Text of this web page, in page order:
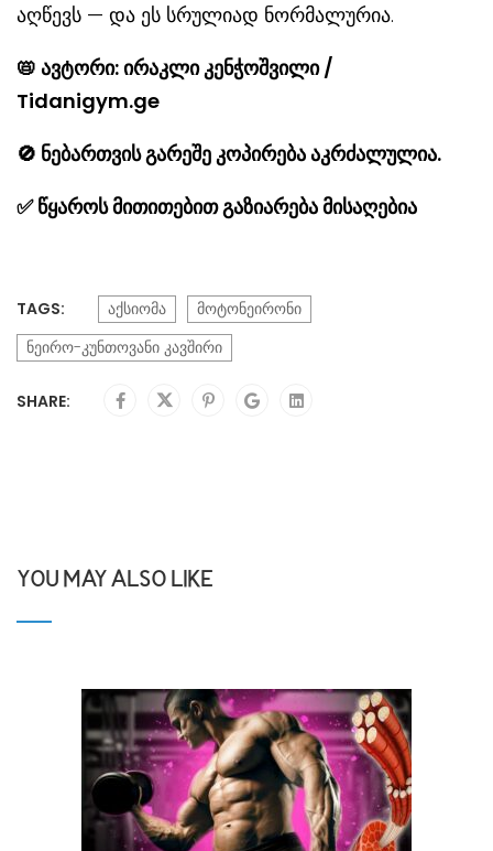
აღწევს — და ეს სრულიად ნორმალურია.
📛 ავტორი: ირაკლი კენჭოშვილი /
Tidanigym.ge
🚫 ნებართვის გარეშე კოპირება აკრძალულია.
✅წყაროს მითითებით გაზიარება მისაღებია
TAGS: აქსიომა
მოტონეირონი
ნეირო-კუნთოვანი კავშირი
SHARE:
YOU MAY ALSO LIKE